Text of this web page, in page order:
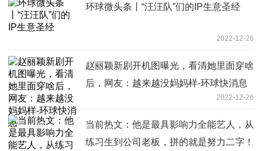
环球微头条丨“汪汪队”们的IP生意圣经
2022-12-26
赵丽颖新剧开机图曝光，看清她里面穿啥
后，网友：越来越没妈妈样-环球快消息
2022-12-26
当前热文：他是最具影响力全能艺人，从
练习生到公司老板，拼的就是努力二字！